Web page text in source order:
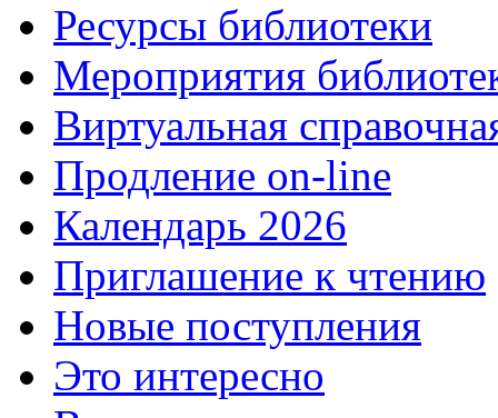
Ресурсы библиотеки
Мероприятия
Виртуальная
Продление on-line
Календарь 2026
Приглашение к чтению
Новые поступления
Это интересно